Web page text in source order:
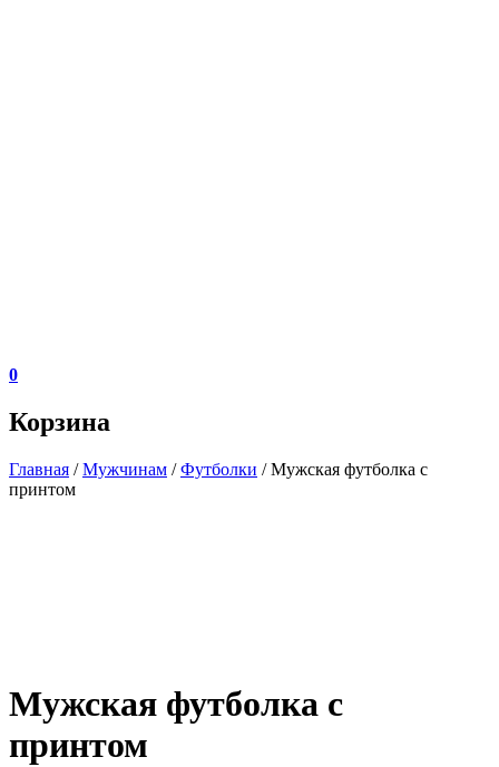
0
Корзина
Главная /Мужчинам /Футболки / Мужская футболка с
принтом
Мужская футболка с
принтом